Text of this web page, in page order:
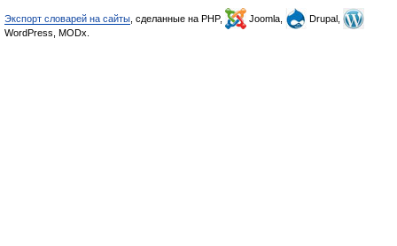
Экспорт словарей на сайты , сделанные на PHP, Joomla,
Drupal,
WordPress, MODx.